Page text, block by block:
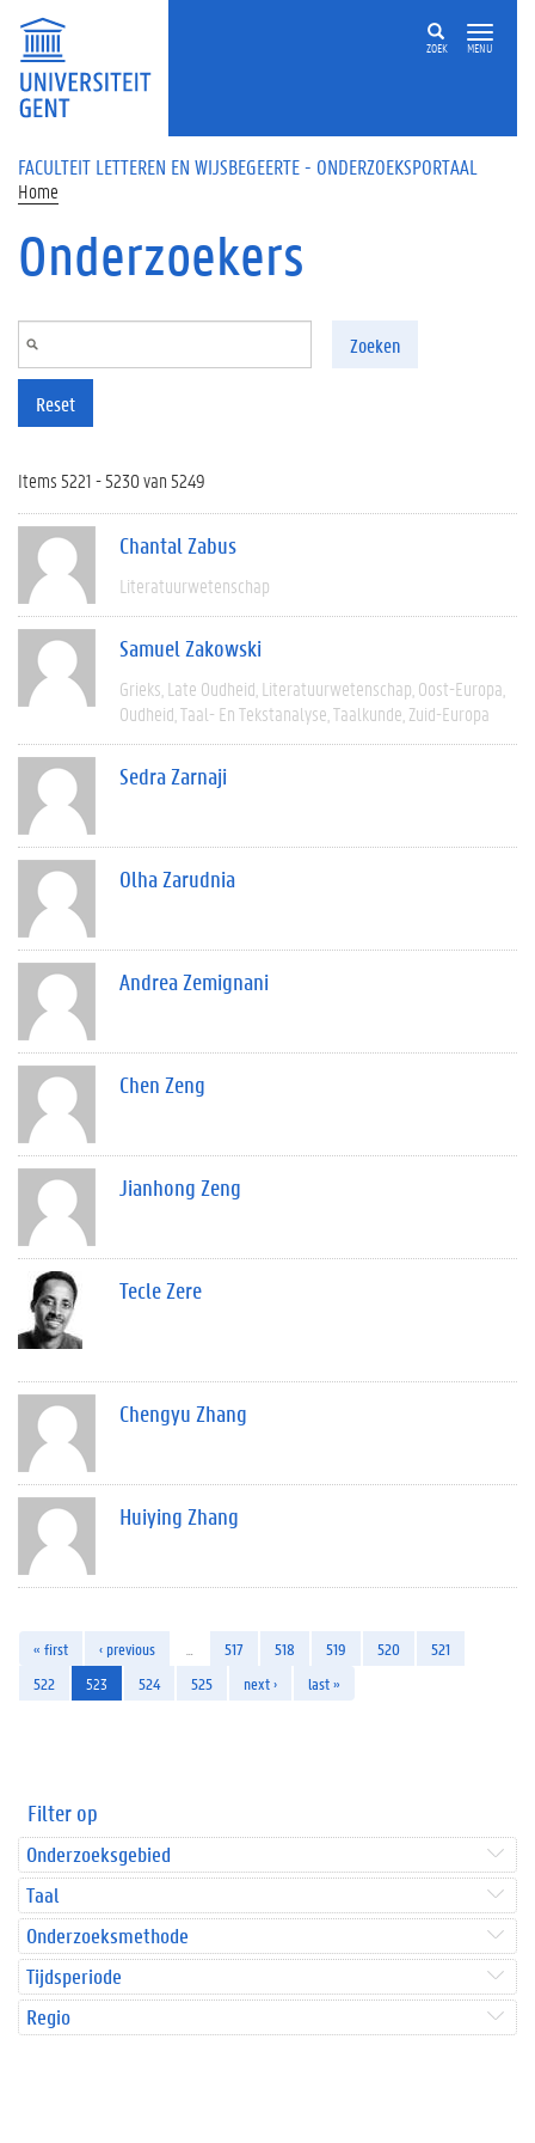
Overslaan en naar de inhoud gaan
ZOEK MENU
FACULTEIT LETTEREN EN WIJSBEGEERTE - ONDERZOEKSPORTAAL
Home
Onderzoekers
Zoeken
Reset
Items 5221 - 5230 van 5249
Chantal Zabus
Literatuurwetenschap
Samuel Zakowski
Grieks Late Oudheid Literatuurwetenschap Oost-Europa
Oudheid Taal- En Tekstanalyse Taalkunde Zuid-Europa
Sedra Zarnaji
Olha Zarudnia
Andrea Zemignani
Chen Zeng
Jianhong Zeng
Tecle Zere
Chengyu Zhang
Huiying Zhang
« first ‹ previous 517 518 519 520
521
522
523 524 525 next › last »
Filter op
Onderzoeksgebied
Taal
Onderzoeksmethode
Tijdsperiode
Regio